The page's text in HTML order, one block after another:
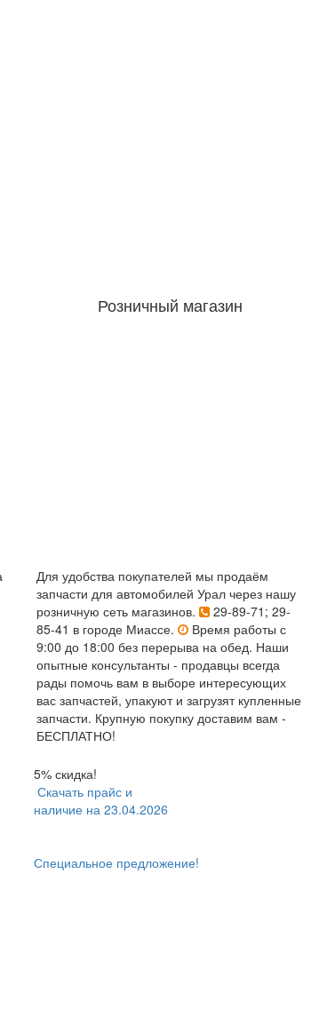
Розничный магазин
Для удобства покупателей мы продаём
запчасти для автомобилей Урал через нашу
розничную сеть магазинов.
29-89-71; 29-
85-41 в городе Миассе.
Время работы с
9:00 до 18:00 без перерыва на обед. Наши
опытные консультанты - продавцы всегда
рады помочь вам в выборе интересующих
вас запчастей, упакуют и загрузят купленные
запчасти. Крупную покупку доставим вам -
БЕСПЛАТНО!
5% скидка!
Скачать прайс и
наличие на 23.04.2026
Специальное предложение!